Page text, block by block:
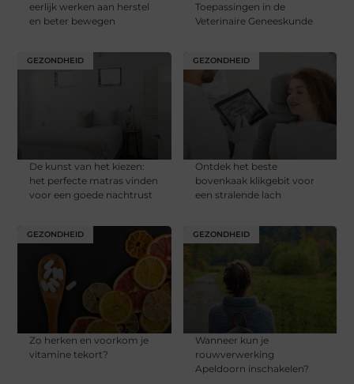
eerlijk werken aan herstel
en beter bewegen
Toepassingen in de
Veterinaire Geneeskunde
GEZONDHEID
De kunst van het kiezen:
het perfecte matras vinden
voor een goede nachtrust
GEZONDHEID
Ontdek het beste
bovenkaak klikgebit voor
een stralende lach
GEZONDHEID
Zo herken en voorkom je
vitamine tekort?
GEZONDHEID
Wanneer kun je
rouwverwerking
Apeldoorn inschakelen?